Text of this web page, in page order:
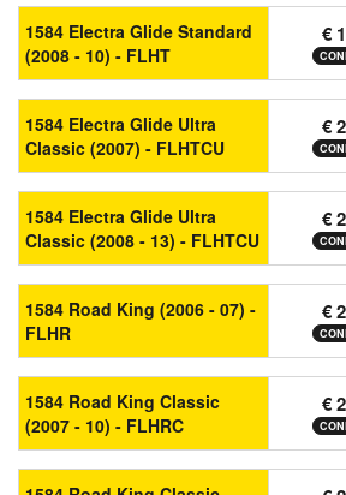
1584 Electra Glide Standard
(2008 - 10) - FLHT
€
1584 Electra Glide Ultra
Classic (2007) - FLHTCU
€
1584 Electra Glide Ultra
Classic (2008 - 13) - FLHTCU
€
1584 Road King (2006 - 07) -
FLHR
€
1584 Road King Classic
(2007 - 10) - FLHRC
€